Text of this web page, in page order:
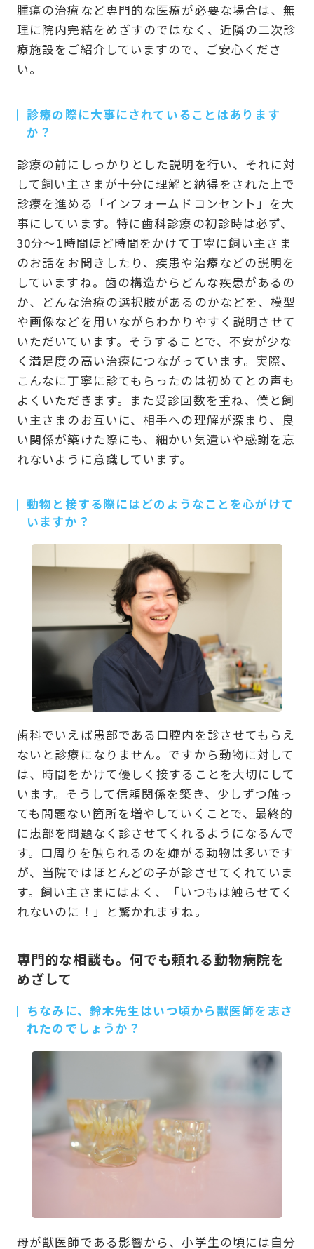
腫瘍の治療など専門的な医療が必要な場合は、無
理に院内完結をめざすのではなく、近隣の二次診
療施設をご紹介していますので、ご安心くださ
い。
診療の際に大事にされていることはあります
か？
診療の前にしっかりとした説明を行い、それに対
して飼い主さまが十分に理解と納得をされた上で
診療を進める「インフォームドコンセント」を大
事にしています。特に歯科診療の初診時は必ず、
30分～1時間ほど時間をかけて丁寧に飼い主さま
のお話をお聞きしたり、疾患や治療などの説明を
していますね。歯の構造からどんな疾患があるの
か、どんな治療の選択肢があるのかなどを、模型
や画像などを用いながらわかりやすく説明させて
いただいています。そうすることで、不安が少な
く満足度の高い治療につながっています。実際、
こんなに丁寧に診てもらったのは初めてとの声も
よくいただきます。また受診回数を重ね、僕と飼
い主さまのお互いに、相手への理解が深まり、良
い関係が築けた際にも、細かい気遣いや感謝を忘
れないように意識しています。
動物と接する際にはどのようなことを心がけて
いますか？
歯科でいえば患部である口腔内を診させてもらえ
ないと診療になりません。ですから動物に対して
は、時間をかけて優しく接することを大切にして
います。そうして信頼関係を築き、少しずつ触っ
ても問題ない箇所を増やしていくことで、最終的
に患部を問題なく診させてくれるようになるんで
す。口周りを触られるのを嫌がる動物は多いです
が、当院ではほとんどの子が診させてくれていま
す。飼い主さまにはよく、「いつもは触らせてく
れないのに！」と驚かれますね。
専門的な相談も。何でも頼れる動物病院を
めざして
ちなみに、鈴木先生はいつ頃から獣医師を志さ
れたのでしょうか？
母が獣医師である影響から、小学生の頃には自分